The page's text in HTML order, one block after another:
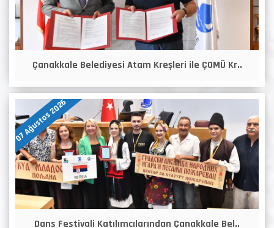
Çanakkale Belediyesi Atam Kreşleri ile ÇOMÜ Kr..
07 Ağustos 2026
Dans Festivali Katılımcılarından Çanakkale Bel..